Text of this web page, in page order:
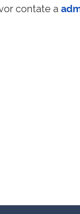
contate a